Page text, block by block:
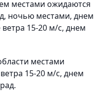
местами ожидаются
ночью местами, днем
15-20 м/с, днем
местами
15-20 м/с, днем